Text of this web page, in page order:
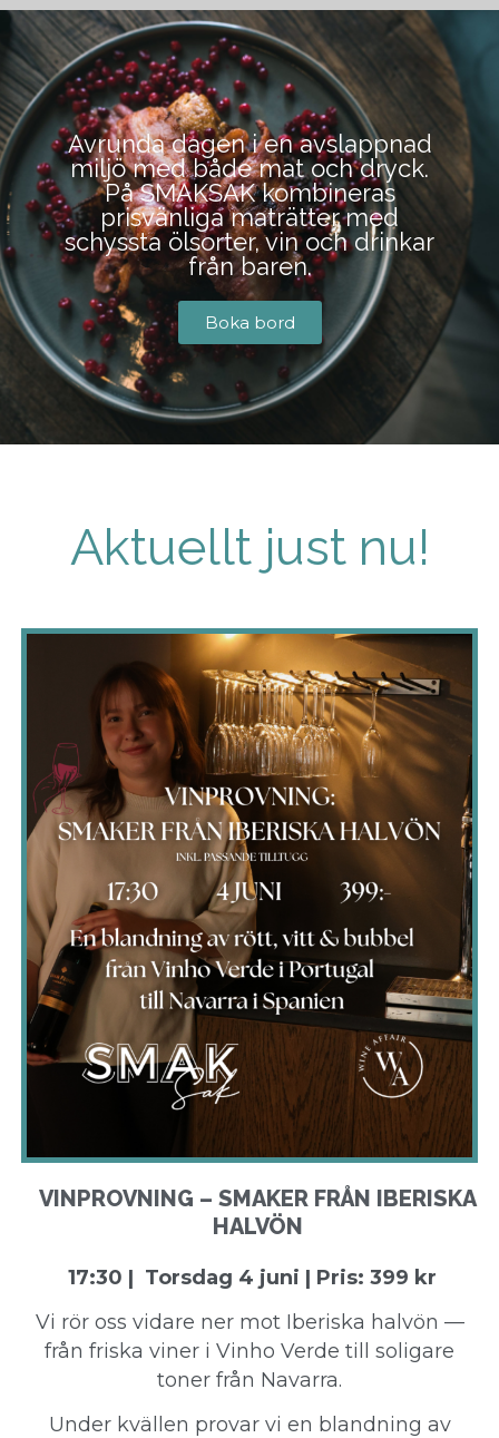
Avrunda dagen i en avslappnad
miljö med både mat och dryck.
På SMAKSAK kombineras
prisvänliga maträtter med
schyssta ölsorter, vin och drinkar
från baren.
Boka bord
Aktuellt just nu!
VINPROVNING – SMAKER FRÅN IBERISKA
HALVÖN
17:30 | Torsdag 4 juni | Pris: 399 kr
Vi rör oss vidare ner mot Iberiska halvön —
från friska viner i Vinho Verde till soligare
toner från Navarra.
Under kvällen provar vi en blandning av